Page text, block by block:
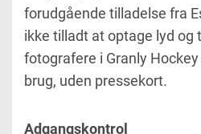
forudgående tilladelse fra
ikke tilladt at optage lyd og
fotografere i Granly
brug, uden pressekort.
Adgangskontrol